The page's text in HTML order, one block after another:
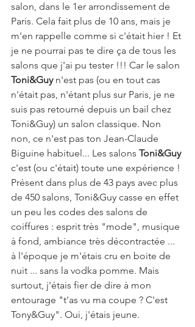
salon, dans le 1er arrondissement de
Paris. Cela fait plus de 10 ans, mais je
m'en rappelle comme si c'était hier ! Et
je ne pourrai pas te dire ça de tous les
salons que j'ai pu tester !!! Car le salon
Toni&Guy n'est pas (ou en tout cas
n'était pas, n'étant plus sur Paris, je ne
suis pas retourné depuis un bail chez
Toni&Guy) un salon classique. Non
non, ce n'est pas ton Jean-Claude
Biguine habituel... Les salons Toni&Guy
c'est (ou c'était) toute une expérience !
Présent dans plus de 43 pays avec plus
de 450 salons, Toni&Guy casse en effet
un peu les codes des salons de
coiffures : esprit très "mode", musique
à fond, ambiance très décontractée ...
à l'époque je m'étais cru en boite de
nuit ... sans la vodka pomme. Mais
surtout, j'étais fier de dire à mon
entourage "t'as vu ma coupe ? C'est
Tony&Guy". Oui, j'étais jeune.